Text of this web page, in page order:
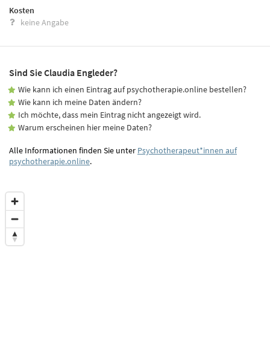
Kosten
keine Angabe
Sind Sie Claudia Engleder?
Wie kann ich einen Eintrag auf psychotherapie.online bestellen?
Wie kann ich meine Daten ändern?
Ich möchte, dass mein Eintrag nicht angezeigt wird.
Warum erscheinen hier meine Daten?
Alle Informationen finden Sie unter Psychotherapeut*innen auf
psychotherapie.online.